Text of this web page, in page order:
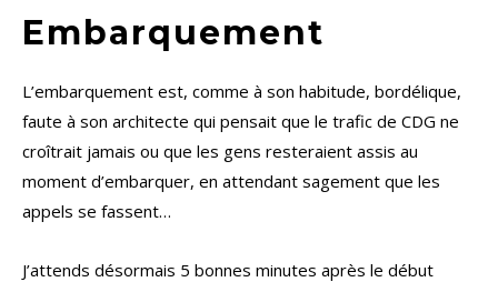
Embarquement
L’embarquement est, comme à son habitude, bordélique,
faute à son architecte qui pensait que le trafic de CDG ne
croîtrait jamais ou que les gens resteraient assis au
moment d’embarquer, en attendant sagement que les
appels se fassent…
J’attends désormais 5 bonnes minutes après le début